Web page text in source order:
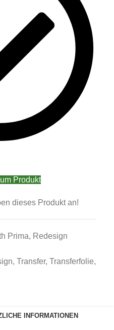
Produkt
dieses Produkt an!
Prima, Redesign
, Transfer, Transferfolie,
INFORMATIONEN